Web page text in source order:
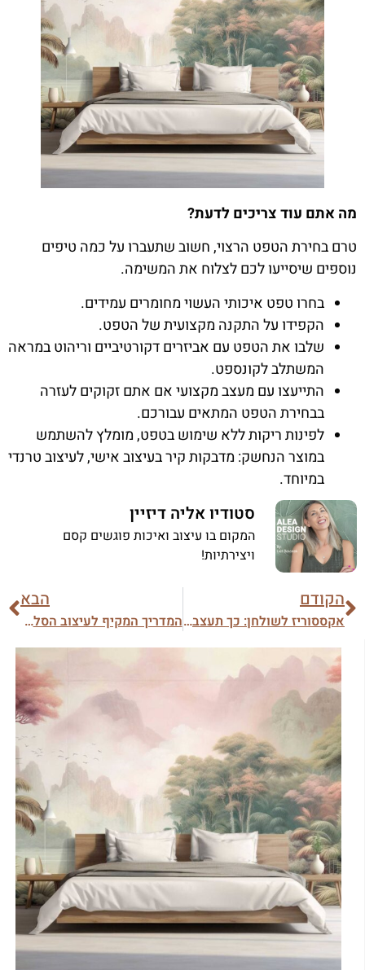
מה אתם עוד צריכים לדעת?
טרם בחירת הטפט הרצוי, חשוב שתעברו על כמה טיפים
נוספים שיסייעו לכם לצלוח את המשימה.
בחרו טפט איכותי העשוי מחומרים עמידים.
הקפידו על התקנה מקצועית של הטפט.
שלבו את הטפט עם אביזרים דקורטיביים וריהוט במראה
המשתלב לקונספט.
התייעצו עם מעצב מקצועי אם אתם זקוקים לעזרה
בבחירת הטפט המתאים עבורכם.
לפינות ריקות ללא שימוש בטפט, מומלץ להשתמש
במוצר הנחשק: מדבקות קיר בעיצוב אישי, לעיצוב טרנדי
במיוחד.
סטודיו אליה דיזיין
המקום בו עיצוב ואיכות פוגשים קסם
ויצירתיות!
הקודם
אקססוריז לשולחן: כך תעצבו שולחן אוכל מהודר
הבא
המדריך המקיף לעיצוב הסלון בעזרת שטיח PVC